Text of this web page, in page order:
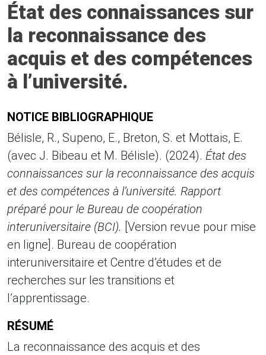
État des connaissances sur
la reconnaissance des
acquis et des compétences
à l’université.
NOTICE BIBLIOGRAPHIQUE
Bélisle, R., Supeno, E., Breton, S. et Mottais, E.
(avec J. Bibeau et M. Bélisle). (2024). État des
connaissances sur la reconnaissance des acquis
et des compétences à l’université. Rapport
préparé pour le Bureau de coopération
interuniversitaire (BCI). [Version revue pour mise
en ligne]. Bureau de coopération
interuniversitaire et Centre d’études et de
recherches sur les transitions et
l’apprentissage.
RÉSUMÉ
La reconnaissance des acquis et des